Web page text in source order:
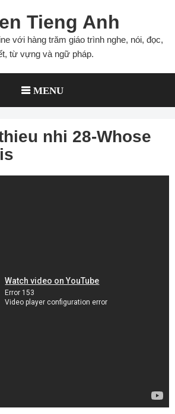
Tieng Anh
với hàng trăm giáo trình nghe, nói, đọc,
từ vựng và ngữ pháp.
MENU
nhi 28-Whose